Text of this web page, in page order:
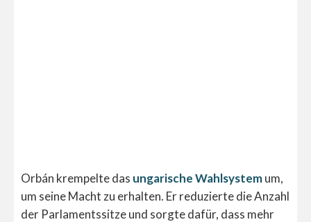
Orbán krempelte das ungarische Wahlsystemum,
um seine Macht zu erhalten. Er reduzierte die Anzahl
der Parlamentssitze und sorgte dafür, dass mehr